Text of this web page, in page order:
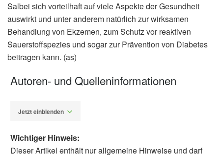
Salbei sich vorteilhaft auf viele Aspekte der Gesundheit
auswirkt und unter anderem natürlich zur wirksamen
Behandlung von Ekzemen, zum Schutz vor reaktiven
Sauerstoffspezies und sogar zur Prävention von Diabetes
beitragen kann. (as)
Autoren- und Quelleninformationen
Jetzt einblenden
Wichtiger Hinweis:
Dieser Artikel enthält nur allgemeine Hinweise und darf